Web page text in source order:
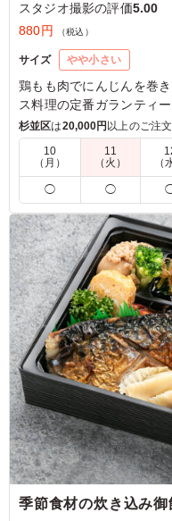
スタジオ撮影の評価5.00
880円
（税込）
サイズ やや小さい
鶏もも肉でにんじんを巻
ス料理の定番ガランティ
に、オリジナルのトマト
一品です。かわいい3種の
のこだわり和洋惣菜が自
※おにぎりの種類を下記の
す。
「A：生ハムオリーブの
ンのおにぎり」
「B：さくらにぎり、ゆ
にぎり」
「C：おかかチーズのお
バカレーのおにぎり」
※写真は「C：おかかチー
ぎり・サバカレーのおに
5.0
冷めたままでも味付け
れました。 多すぎず少
で、栄養バランスも考
です。
杉並区は20,000円 以上のご注
10
（月）
11
（火）
（
◯ ◯
季節食材の炊き込み